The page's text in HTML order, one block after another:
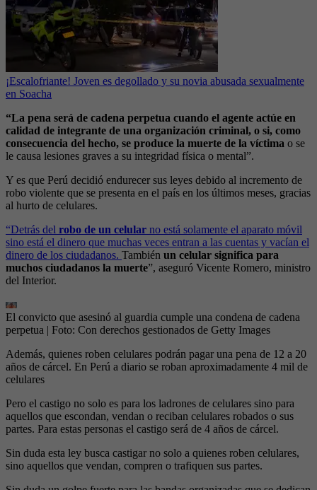
¡Escalofriante! Joven es degollado y su novia abusada sexualmente
en Soacha
“La pena será de cadena perpetua cuando el agente actúe en
calidad de integrante de una organización criminal, o si, como
consecuencia del hecho, se produce la muerte de la víctima o se
le causa lesiones graves a su integridad física o mental”.
Y es que Perú decidió endurecer sus leyes debido al incremento de
robo violente que se presenta en el país en los últimos meses, gracias
al hurto de celulares.
“Detrás del robo de un celular no está solamente el aparato móvil
sino está el dinero que muchas veces entran a las cuentas y vacían el
dinero de los ciudadanos. También un celular significa para
muchos ciudadanos la muerte”, aseguró Vicente Romero, ministro
del Interior.
El convicto que asesinó al guardia cumple una condena de cadena
perpetua | Foto: Con derechos gestionados de Getty Images
Además, quienes roben celulares podrán pagar una pena de 12 a 20
años de cárcel. En Perú a diario se roban aproximadamente 4 mil de
celulares
Pero el castigo no solo es para los ladrones de celulares sino para
aquellos que escondan, vendan o reciban celulares robados o sus
partes. Para estas personas el castigo será de 4 años de cárcel.
Sin duda esta ley busca castigar no solo a quienes roben celulares,
sino aquellos que vendan, compren o trafiquen sus partes.